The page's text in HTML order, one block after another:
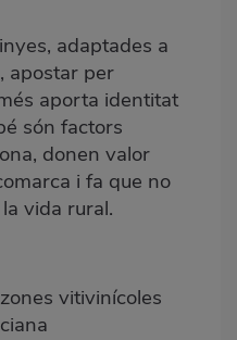
adaptades a
apostar per
aporta identitat
són factors
donen valor
i fa que no
vida rural.
vitivinícoles